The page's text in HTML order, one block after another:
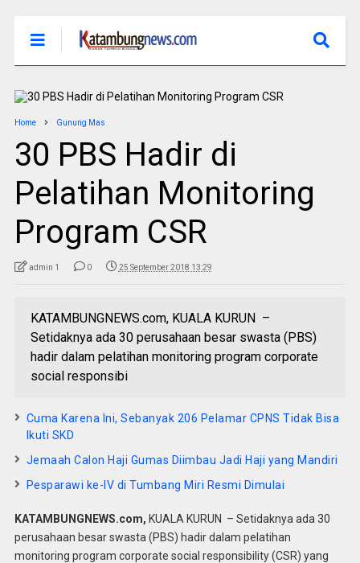
Home Gunung Mas
30 PBS Hadir di
Pelatihan Monitoring
Program CSR
admin 1 0 25 September 2018 13:29
KATAMBUNGNEWS.com, KUALA KURUN –
Setidaknya ada 30 perusahaan besar swasta (PBS)
hadir dalam pelatihan monitoring program corporate
social responsibi
Cuma Karena Ini, Sebanyak 206 Pelamar CPNS Tidak Bisa
Ikuti SKD
Jemaah Calon Haji Gumas Diimbau Jadi Haji yang Mandiri
Pesparawi ke-IV di Tumbang Miri Resmi Dimulai
KATAMBUNGNEWS.com, KUALA KURUN – Setidaknya ada 30
perusahaan besar swasta (PBS) hadir dalam pelatihan
monitoring program corporate social responsibility (CSR) yang